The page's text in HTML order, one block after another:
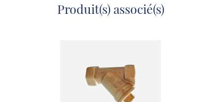
Produit(s) associé(s)